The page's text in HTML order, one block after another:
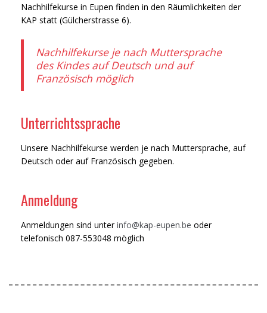
Nachhilfekurse in Eupen finden in den Räumlichkeiten der
KAP statt (Gülcherstrasse 6).
Nachhilfekurse je nach Muttersprache
des Kindes auf Deutsch und auf
Französisch möglich
Unterrichtssprache
Unsere Nachhilfekurse werden je nach Muttersprache, auf
Deutsch oder auf Französisch gegeben.
Anmeldung
Anmeldungen sind unterinfo@kap-eupen.be oder
telefonisch 087-553048 möglich